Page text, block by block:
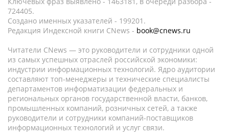
724405.
Создано именных указателей - 199201.
Редакция Индексной книги CNews - book@cnews.ru
Читатели CNews — это руководители и сотрудники одной
из самых успешных отраслей российской экономики:
индустрии информационных технологий. Ядро аудитории
составляют топ-менеджеры и технические специалисты
департаментов информатизации федеральных и
региональных органов государственной власти, банков,
промышленных компаний, розничных сетей, а также
руководители и сотрудники компаний-поставщиков
информационных технологий и услуг связи.